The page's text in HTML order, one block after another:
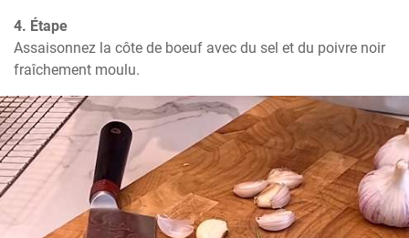
4. Étape
Assaisonnez la côte de boeuf avec du sel et du poivre noir
fraîchement moulu.